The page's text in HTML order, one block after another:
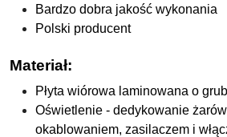
Bardzo dobra jakość wykonania
Polski producent
Materiał:
Płyta wiórowa laminowana o
Oświetlenie - dedykowanie
okablowaniem, zasilaczem i